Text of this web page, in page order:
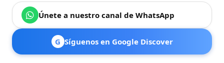
Únete a nuestro canal de WhatsApp
G Síguenos en Google Discover